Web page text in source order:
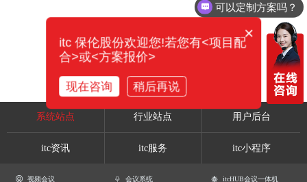
系统站点 行业站点 用户后台
itc资讯 itc服务 itc小程序
视频会议 会议系统
itcHUB会议一体机
可以定制方案吗？
×
itc 保伦股份欢迎您!若您有<项目配
合>或<方案报价>
现在咨询 稍后再说